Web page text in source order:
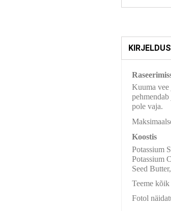
KIRJELDUS
Kuuma vee
pole vaja.
Koostis
Potassium
Potassium
Seed
Teeme kõik
Fotol